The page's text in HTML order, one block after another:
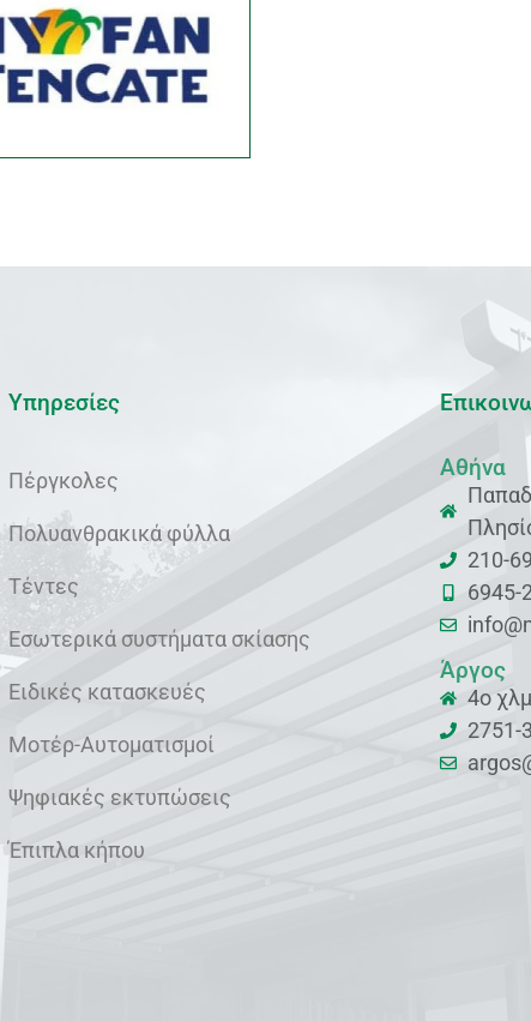
Υπηρεσίες
Πέργκολες
Πολυανθρακικά φύλλα
Τέντες
Εσωτερικά συστήματα σκίασης
Ειδικές κατασκευές
Μοτέρ-Αυτοματισμοί
Ψηφιακές εκτυπώσεις
Έπιπλα κήπου
Αθήνα
210-
6945-
Άργος
4o
2751-